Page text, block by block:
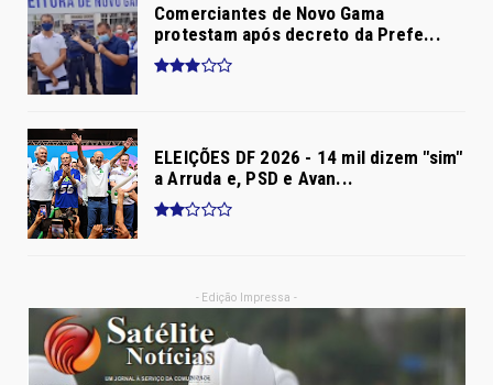
Comerciantes de Novo Gama
protestam após decreto da Prefe...
ELEIÇÕES DF 2026 - 14 mil dizem "sim"
a Arruda e, PSD e Avan...
- Edição Impressa -